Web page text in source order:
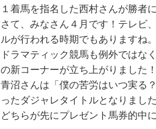
１着馬を指名した西村さんが勝者に
さて、みなさん４月です！テレビ
ルが行われる時期でもありますね。
ドラマティック競馬も例外ではな
の新コーナーが立ち上がりました！
青沼さんは「僕の苦労はいつ実る
ったダジャレタイトルとなりました
どちらが先にプレゼント馬券的中